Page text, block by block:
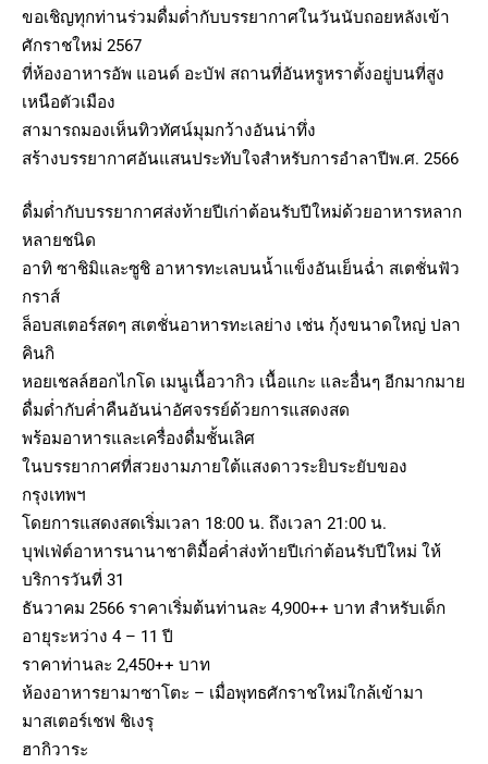
ขอเชิญทุกท่านร่วมดื่มด่ำกับบรรยากาศในวันนับถอยหลังเข้า
ศักราชใหม่ 2567
ที่ห้องอาหารอัพ แอนด์ อะบัฟ สถานที่อันหรูหราตั้งอยู่บนที่สูง
เหนือตัวเมือง
สามารถมองเห็นทิวทัศน์มุมกว้างอันน่าทึ่ง
สร้างบรรยากาศอันแสนประทับใจสำหรับการอำลาปีพ.ศ. 2566
ดื่มด่ำกับบรรยากาศส่งท้ายปีเก่าต้อนรับปีใหม่ด้วยอาหารหลาก
หลายชนิด
อาทิ ซาชิมิและซูชิ อาหารทะเลบนน้ำแข็งอันเย็นฉ่ำ สเตชั่นฟัว
กราส์
ล็อบสเตอร์สดๆ สเตชั่นอาหารทะเลย่าง เช่น กุ้งขนาดใหญ่ ปลา
คินกิ
หอยเชลล์ฮอกไกโด เมนูเนื้อวากิว เนื้อแกะ และอื่นๆ อีกมากมาย
ดื่มด่ำกับค่ำคืนอันน่าอัศจรรย์ด้วยการแสดงสด
พร้อมอาหารและเครื่องดื่มชั้นเลิศ
ในบรรยากาศที่สวยงามภายใต้แสงดาวระยิบระยับของ
กรุงเทพฯ
โดยการแสดงสดเริ่มเวลา 18:00 น. ถึงเวลา 21:00 น.
บุฟเฟ่ต์อาหารนานาชาติมื้อค่ำส่งท้ายปีเก่าต้อนรับปีใหม่ ให้
บริการวันที่ 31
ธันวาคม 2566 ราคาเริ่มต้นท่านละ 4,900++ บาท สำหรับเด็ก
อายุระหว่าง 4 – 11 ปี
ราคาท่านละ 2,450++ บาท
ห้องอาหารยามาซาโตะ – เมื่อพุทธศักราชใหม่ใกล้เข้ามา
มาสเตอร์เชฟ ชิเงรุ
ฮากิวาระ